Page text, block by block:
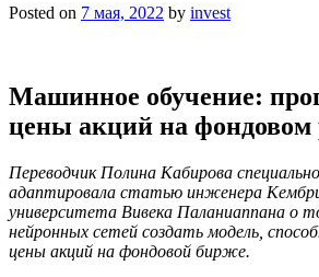
Posted on 7 мая, 2022 by invest
Машинное обучение:
цены акций на фондовом
Переводчик Полина Кабирова
адаптировала статью инженера
университета Вивека Паланиаппана о
нейронных сетей создать модель,
цены акций на фондовой бирже.